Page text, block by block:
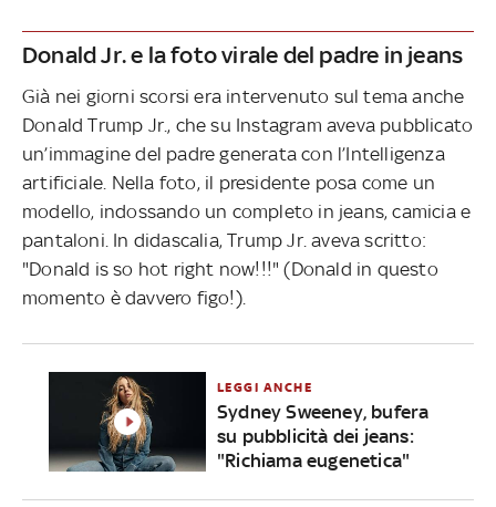
Donald Jr. e la foto virale del padre in jeans
Già nei giorni scorsi era intervenuto sul tema anche
Donald Trump Jr., che su Instagram aveva pubblicato
un’immagine del padre generata con l’Intelligenza
artificiale. Nella foto, il presidente posa come un
modello, indossando un completo in jeans, camicia e
pantaloni. In didascalia, Trump Jr. aveva scritto:
"Donald is so hot right now!!!" (Donald in questo
momento è davvero figo!).
LEGGI ANCHE
Sydney Sweeney, bufera
su pubblicità dei jeans:
"Richiama eugenetica"